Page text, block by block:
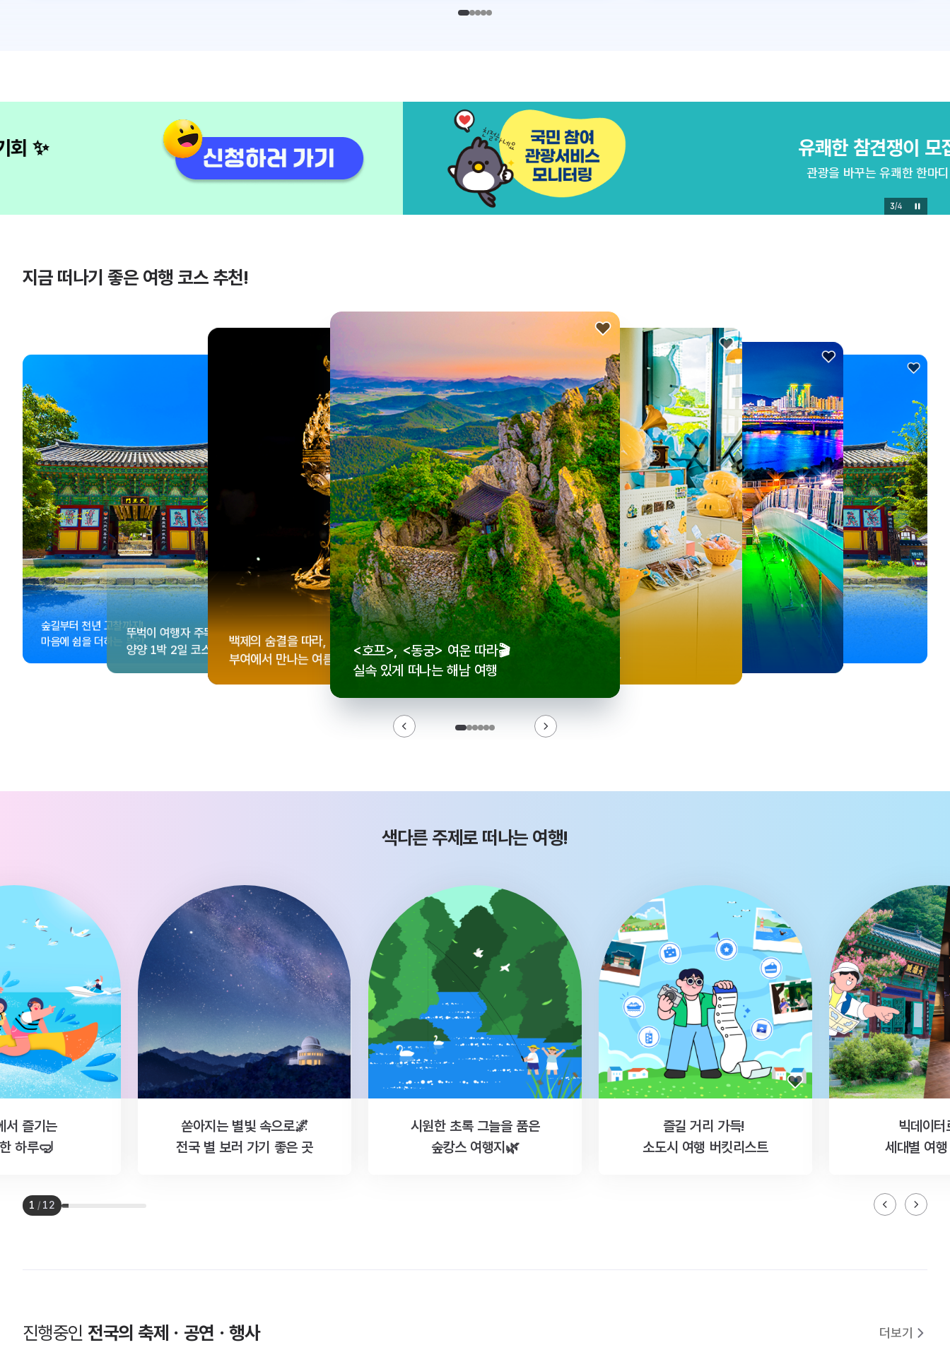
유쾌한 참견쟁이 모집
관광을 바꾸는 유쾌한 한마디
3/4
지금 떠나기 좋은 여행 코스 추천!
<동궁> 여운 따라🎬
떠나는 해남 여행
수집!
기념품숍 3곳⭐
더 재미있어지는숲길부터 천년 고찰까지!
마음에 쉼을 더하는 부안
뚜벅이 여행자 주목🚶
양양 1박 2일 코스
백제의 숨결을 따라,
부여에서 만나는 여름
<호프>, <동궁> 여운 따라🎬
실속 있게 떠나는 해남 여행
로컬 감성 수집!
전국 로컬 기념품숍 3곳⭐
우리말이 더 재미있어지는숲길부터 천년 고찰까지!뚜벅이 여행자 주목🚶
양양 1박 2일 코스
백제의 숨결을 따라,
부여에서 만나는 여름
<호프>, <동궁> 여운 따라🎬
실속 있게 떠나는 해남 여행
로컬 감성 수집!
전국 로컬 기념품숍 3곳⭐
우리말이 더 재미있어지는
세종 한글 여행
숲길부터 천년 고찰까지!
마음에 쉼을 더하는 부안
뚜벅이 여행자 주목🚶
양양 1박 2일 코스
백제의 숨결을 따라,
부여에서 만나는 여름
색다른 주제로 떠나는 여행!
서 즐기는
하루🤿
쏟아지는 별빛 속으로🌌
전국 별 보러 가기 좋은 곳
시원한 초록 그늘을 품은
숲캉스 여행지🌿
즐길 거리 가득!
소도시 여행 버킷리스트
빅데이터
세대별 여
1 / 12
진행중인전국의 축제ㆍ공연ㆍ행사 더보기